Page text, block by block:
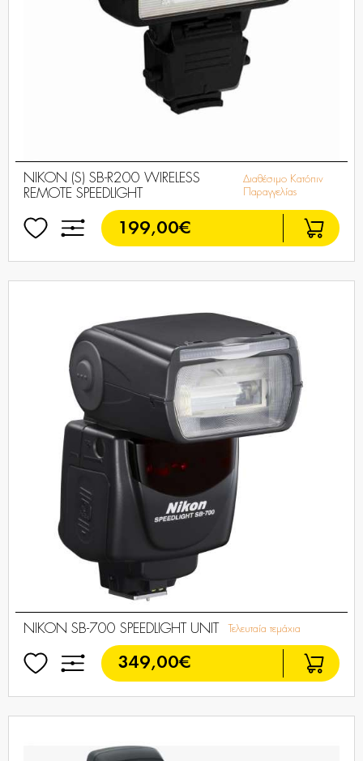
NIKON (S) SB-R200 WIRELESS
REMOTE SPEEDLIGHT
Διαθέσιμο Κατόπιν
Παραγγελίας
199,00€
NIKON SB-700 SPEEDLIGHT UNIT Τελευταία τεμάχια
349,00€